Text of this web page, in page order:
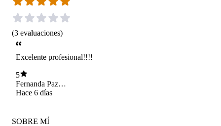
(3 evaluaciones)
Excelente profesional!!!!
5
Fernanda Paz
Aguirre Amigo
Hace 6 días
SOBRE MÍ